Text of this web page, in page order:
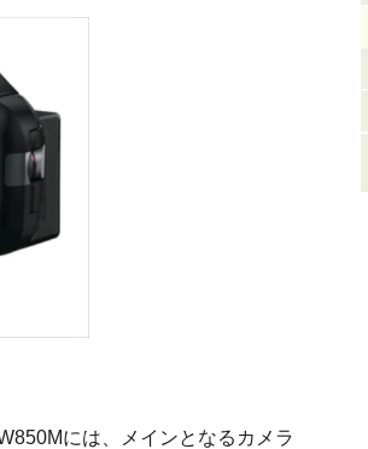
には、メインとなるカメラ